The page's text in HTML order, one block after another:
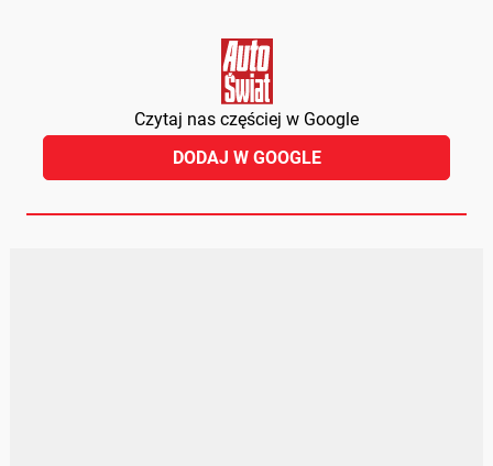
Czytaj nas częściej w Google
DODAJ W GOOGLE